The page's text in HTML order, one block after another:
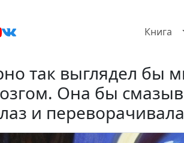
Книга
так выглядел бы
Она бы
и